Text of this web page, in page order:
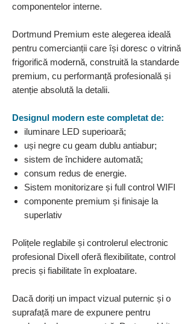
componentelor interne.
Dortmund Premium este alegerea ideală
pentru comercianții care își doresc o vitrină
frigorifică modernă, construită la standarde
premium, cu performanță profesională și
atenție absolută la detalii.
Designul modern este completat de:
iluminare LED superioară;
uși negre cu geam dublu antiabur;
sistem de închidere automată;
consum redus de energie.
Sistem monitorizare și full control WIFI
componente premium și finisaje la
superlativ
Polițele reglabile și controlerul electronic
profesional Dixell oferă flexibilitate, control
precis și fiabilitate în exploatare.
Dacă doriți un impact vizual puternic și o
suprafață mare de expunere pentru